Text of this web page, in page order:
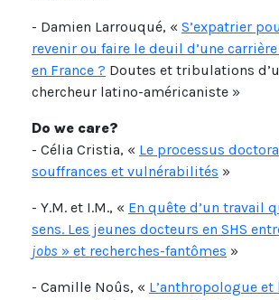
- Damien Larrouqué, « S’expatrier
revenir ou faire le deuil d’une
en France ? Doutes et tribulations
chercheur latino-américaniste »
Do we care?
- Célia Cristia, « Le processus
souffrances et vulnérabilités »
- Y.M. et I.M., « En quête d’un travail
sens. Les jeunes docteurs en SHS
jobs » et recherches-fantômes »
- Camille Noûs, « L’anthropologue et